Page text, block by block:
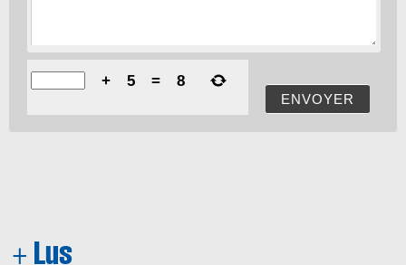
ENVOYER
+ 5 = 8